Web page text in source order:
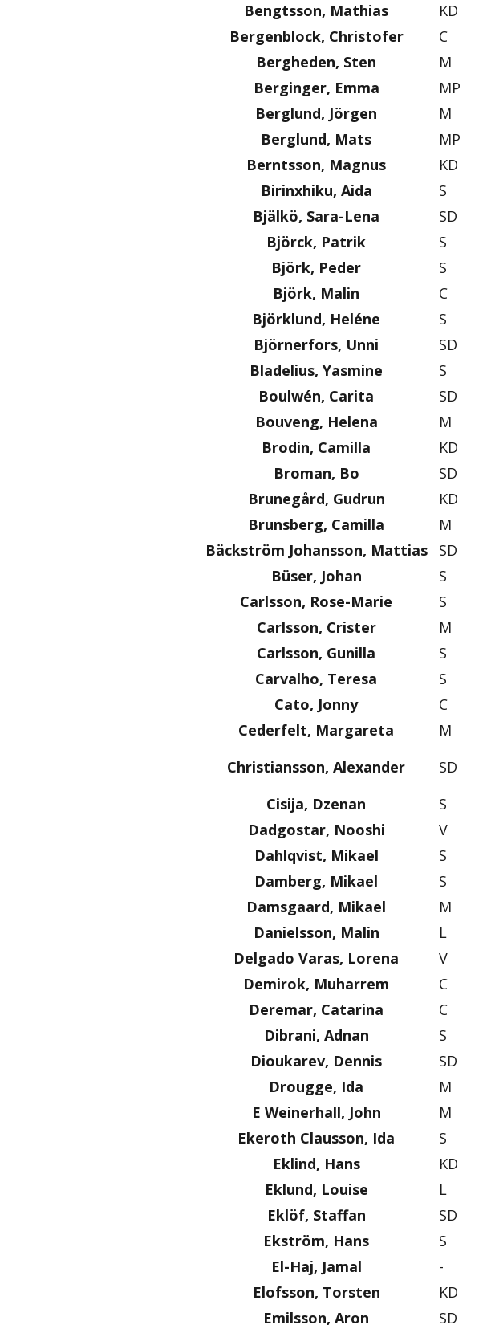
Bengtsson, Mathias
KD
Bergenblock, Christofer
C
Bergheden, Sten
M
Berginger, Emma
MP
Berglund, Jörgen
M
Berglund, Mats
MP
Berntsson, Magnus
KD
Birinxhiku, Aida
S
Bjälkö, Sara-Lena
SD
Björck, Patrik
S
Björk, Peder
S
Björk, Malin
C
Björklund, Heléne
S
Björnerfors, Unni
SD
Bladelius, Yasmine
S
Boulwén, Carita
SD
Bouveng, Helena
M
Brodin, Camilla
KD
Broman, Bo
SD
Brunegård, Gudrun
KD
Brunsberg, Camilla
M
Bäckström Johansson, Mattias
SD
Büser, Johan
S
Carlsson, Rose-Marie
S
Carlsson, Crister
M
Carlsson, Gunilla
S
Carvalho, Teresa
S
Cato, Jonny
C
Cederfelt, Margareta
M
Christiansson, Alexander
SD
Cisija, Dzenan
S
Dadgostar, Nooshi
V
Dahlqvist, Mikael
S
Damberg, Mikael
S
Damsgaard, Mikael
M
Danielsson, Malin
L
Delgado Varas, Lorena
V
Demirok, Muharrem
C
Deremar, Catarina
C
Dibrani, Adnan
S
Dioukarev, Dennis
SD
Drougge, Ida
M
E Weinerhall, John
M
Ekeroth Clausson, Ida
S
Eklind, Hans
KD
Eklund, Louise
L
Eklöf, Staffan
SD
Ekström, Hans
S
El-Haj, Jamal
-
Elofsson, Torsten
KD
Emilsson, Aron
SD